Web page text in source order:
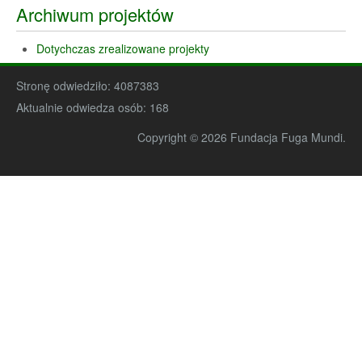
Archiwum projektów
Dotychczas zrealizowane projekty
Stronę odwiedziło: 4087383
Aktualnie odwiedza osób: 168
Copyright © 2026 Fundacja Fuga Mundi.